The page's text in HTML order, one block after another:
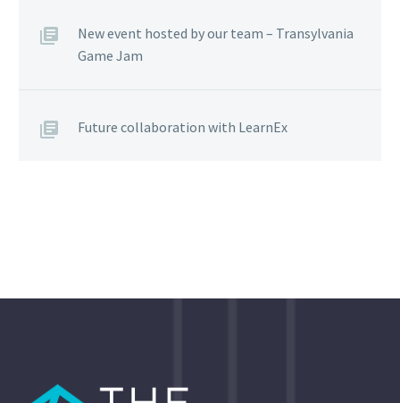
New event hosted by our team – Transylvania
Game Jam
Future collaboration with LearnEx